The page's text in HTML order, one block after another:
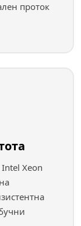
проток
Intel Xeon